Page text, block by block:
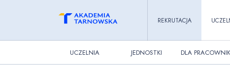
REKRUTACJA
UCZELNIA JEDNOSTKI DLA